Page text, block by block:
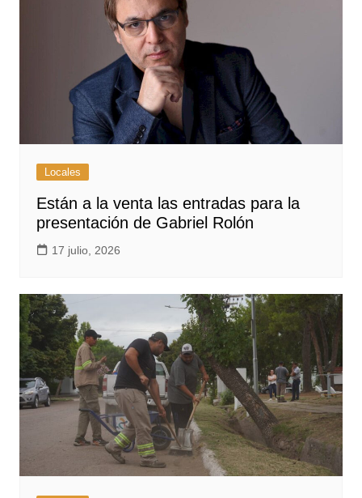
Locales
Están a la venta las entradas para la
presentación de Gabriel Rolón
17 julio, 2026